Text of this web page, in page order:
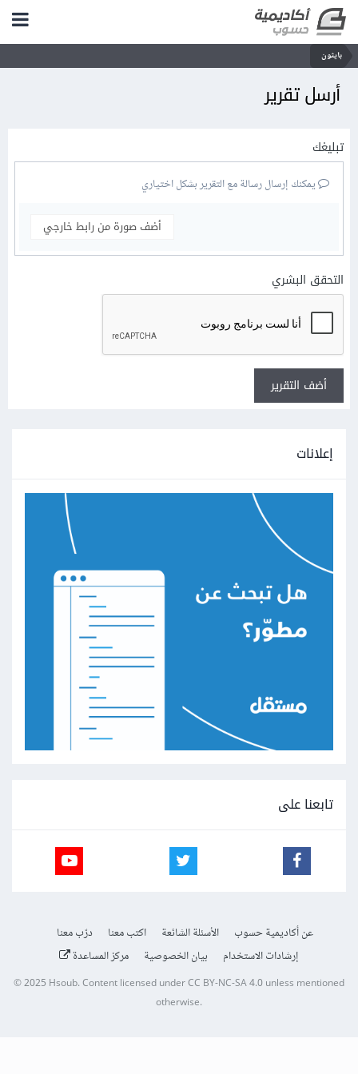
بايثون
أرسل تقرير
تبليغك
يمكنك إرسال رسالة مع التقرير بشكل اختياري
أضف صورة من رابط خارجي
التحقق البشري
أضف التقرير
إعلانات
تابعنا على
عن أكاديمية حسوب الأسئلة الشائعة اكتب معنا
درّب معنا
إرشادات الاستخدام
بيان الخصوصية مركز المساعدة
© 2025 Hsoub.Content licensed underCC BY-NC-SA 4.0unless mentioned
otherwise.